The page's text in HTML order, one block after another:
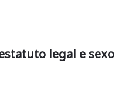
legal e sexo